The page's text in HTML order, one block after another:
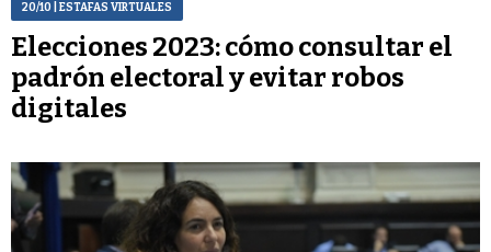
20/10 | ESTAFAS VIRTUALES
Elecciones 2023: cómo consultar el
padrón electoral y evitar robos
digitales